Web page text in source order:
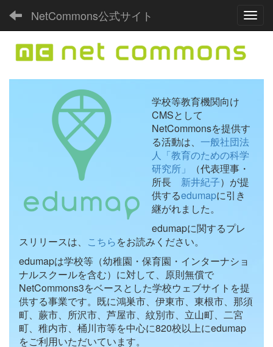
NetCommons公式サイト
学校等教育機関向け
CMSとして
NetCommonsを提供す
る活動は、 一般社団法
人「教育のための科学
研究所」
（代表理事・
所長 新井紀子）が提
供するedumapに引き
継がれました。
edumapに関するプレ
スリリースは、 こちらをお読みください。
edumapは学校等（幼稚園・保育園・インターナショ
ナルスクールを含む）に対して、原則無償で
NetCommons3をベースとした学校ウェブサイトを提
供する事業です。既に鴻巣市、伊東市、東根市、那須
町、蕨市、所沢市、芦屋市、紋別市、立山町、二宮
町、稚内市、桶川市等を中心に820校以上にedumap
をご利用いただいています。